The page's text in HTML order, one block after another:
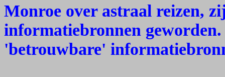
Monroe over astraal reizen,
informatiebronnen
'betrouwbare'